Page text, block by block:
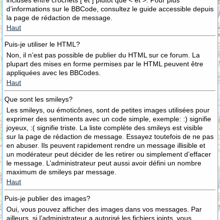
d’informations sur le BBCode, consultez le guide accessible depuis
la page de rédaction de message.
Haut
Puis-je utiliser le HTML?
Non, il n’est pas possible de publier du HTML sur ce forum. La
plupart des mises en forme permises par le HTML peuvent être
appliquées avec les BBCodes.
Haut
Que sont les smileys?
Les smileys, ou émoticônes, sont de petites images utilisées pour
exprimer des sentiments avec un code simple, exemple: :) signifie
joyeux, :( signifie triste. La liste complète des smileys est visible
sur la page de rédaction de message. Essayez toutefois de ne pas
en abuser. Ils peuvent rapidement rendre un message illisible et
un modérateur peut décider de les retirer ou simplement d’effacer
le message. L’administrateur peut aussi avoir défini un nombre
maximum de smileys par message.
Haut
Puis-je publier des images?
Oui, vous pouvez afficher des images dans vos messages. Par
ailleurs, si l’administrateur a autorisé les fichiers joints, vous